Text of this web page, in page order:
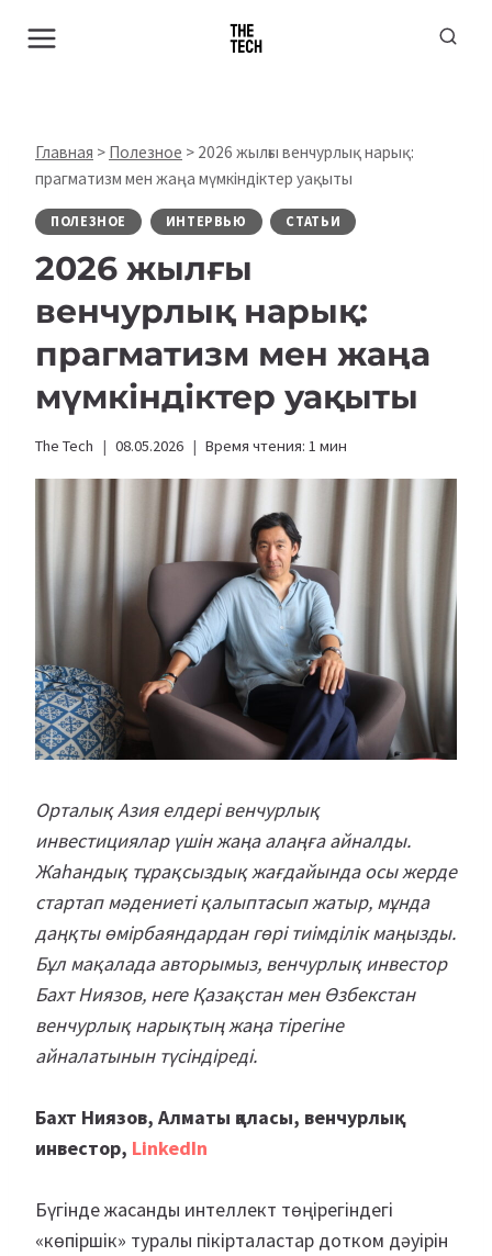
Главная > Полезное > 2026 жылғы венчурлық нарық:
прагматизм мен жаңа мүмкіндіктер уақыты
ПОЛЕЗНОЕ ИНТЕРВЬЮ СТАТЬИ
2026 жылғы
венчурлық нарық:
прагматизм мен жаңа
мүмкіндіктер уақыты
The Tech 08.05.2026 Время чтения: 1 мин
Орталық Азия елдері венчурлық
инвестициялар үшін жаңа алаңға айналды.
Жаһандық тұрақсыздық жағдайында осы жерде
стартап мәдениеті қалыптасып жатыр, мұнда
даңқты өмірбаяндардан гөрі тиімділік маңызды.
Бұл мақалада авторымыз, венчурлық инвестор
Бахт Ниязов, неге Қазақстан мен Өзбекстан
венчурлық нарықтың жаңа тірегіне
айналатынын түсіндіреді.
Бахт Ниязов, Алматы қаласы, венчурлық
инвестор, LinkedIn
Бүгінде жасанды интеллект төңірегіндегі
«көпіршік» туралы пікірталастар дотком дәуірін